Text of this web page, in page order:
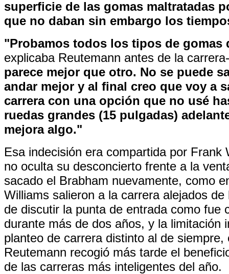
superficie de las gomas maltratadas
que no daban sin embargo los
"Probamos todos los tipos de gomas
explicaba Reutemann antes de la
parece mejor que otro. No se puede
andar mejor y al final creo que voy a
carrera con una opción que no usé
ruedas grandes (15 pulgadas)
mejora algo."
Esa indecisión era compartida por Frank
no oculta su desconcierto frente a la
sacado el Brabham nuevamente, como
Williams salieron a la carrera alejados de
de discutir la punta de entrada como fue
durante más de dos años, y la limitación
planteo de carrera distinto al de siempre,
Reutemann recogió más tarde el
de las carreras más inteligentes del año.